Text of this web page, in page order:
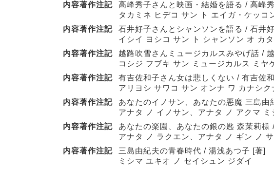
内容著作注記
高峰秀子さんと映画・結婚を語る / 高峰
タカミネ ヒデコ サン ト エイガ・ケッコ
内容著作注記
石井好子さんとシャンソンを語る / 石井
イシイ ヨシコ サン ト シャンソン オ カ
内容著作注記
越路吹雪さんミュージカルスみやげ話 /
コシジ フブキ サン ミュージカルス ミヤ
内容著作注記
有吉佐和子さん女は悲しくない / 有吉佐
アリヨシ サワコ サン オンナ ワ カナシク
内容著作注記
あなたのイノサン、あなたの悪魔 三島由
アナタ ノ イノサン、アナタ ノ アクマ ミ
内容著作注記
あなたの楽園、あなたの銀の匙 森茉莉様
アナタ ノ ラクエン、アナタ ノ ギン ノ
内容著作注記
三島由紀夫の青春時代 / 湯浅あつ子 [著]
ミシマ ユキオ ノ セイシュン ジダイ